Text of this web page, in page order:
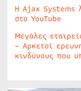
Η Ajax Systems
στο YouTube
Μεγάλες
– Αρκετοί
κινδύνους που